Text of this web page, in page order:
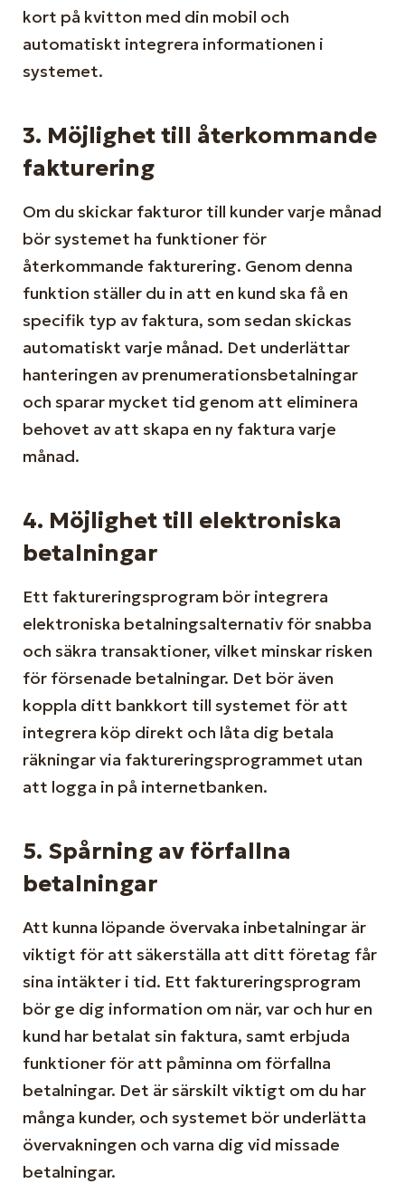
kort på kvitton med din mobil och
automatiskt integrera informationen i
systemet.
3. Möjlighet till återkommande
fakturering
Om du skickar fakturor till kunder varje månad
bör systemet ha funktioner för
återkommande fakturering. Genom denna
funktion ställer du in att en kund ska få en
specifik typ av faktura, som sedan skickas
automatiskt varje månad. Det underlättar
hanteringen av prenumerationsbetalningar
och sparar mycket tid genom att eliminera
behovet av att skapa en ny faktura varje
månad.
4. Möjlighet till elektroniska
betalningar
Ett faktureringsprogram bör integrera
elektroniska betalningsalternativ för snabba
och säkra transaktioner, vilket minskar risken
för försenade betalningar. Det bör även
koppla ditt bankkort till systemet för att
integrera köp direkt och låta dig betala
räkningar via faktureringsprogrammet utan
att logga in på internetbanken.
5. Spårning av förfallna
betalningar
Att kunna löpande övervaka inbetalningar är
viktigt för att säkerställa att ditt företag får
sina intäkter i tid. Ett faktureringsprogram
bör ge dig information om när, var och hur en
kund har betalat sin faktura, samt erbjuda
funktioner för att påminna om förfallna
betalningar. Det är särskilt viktigt om du har
många kunder, och systemet bör underlätta
övervakningen och varna dig vid missade
betalningar.